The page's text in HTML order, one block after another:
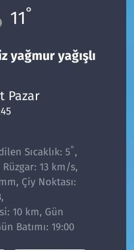
11°
yağmur yağışlı
Pazar
Sıcaklık: 5° ,
Rüzgar: 13 km/s,
Çiy Noktası:
10 km, Gün
Batımı: 19:00